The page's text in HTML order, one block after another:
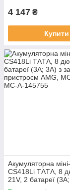
4 147 ₴
Купити
Акумуляторна
CS418Li TΛTΛ, 8
21V, 2 батареї
зарядним